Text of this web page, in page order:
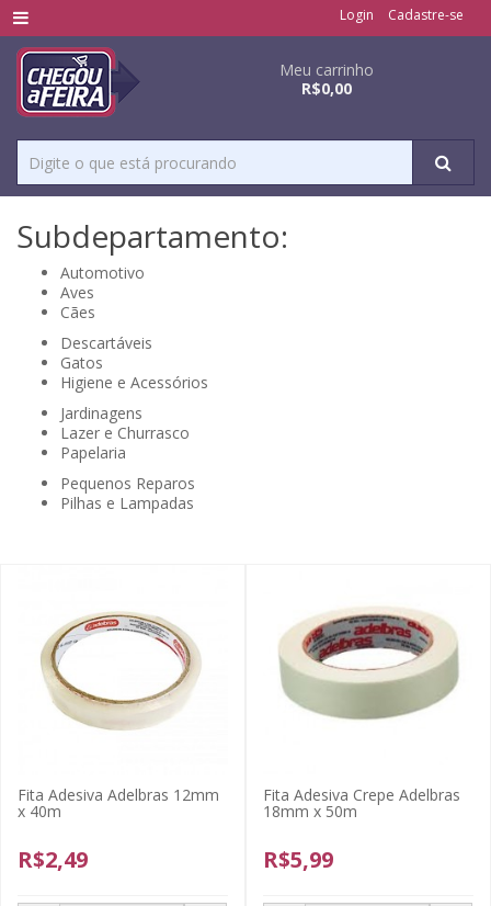
Login Cadastre-se
Meu carrinho
R$0,00
Subdepartamento:
Automotivo
Aves
Cães
Descartáveis
Gatos
Higiene e Acessórios
Jardinagens
Lazer e Churrasco
Papelaria
Pequenos Reparos
Pilhas e Lampadas
Fita Adesiva Adelbras 12mm
x 40m
R$2,49
Fita Adesiva Crepe Adelbras
18mm x 50m
R$5,99